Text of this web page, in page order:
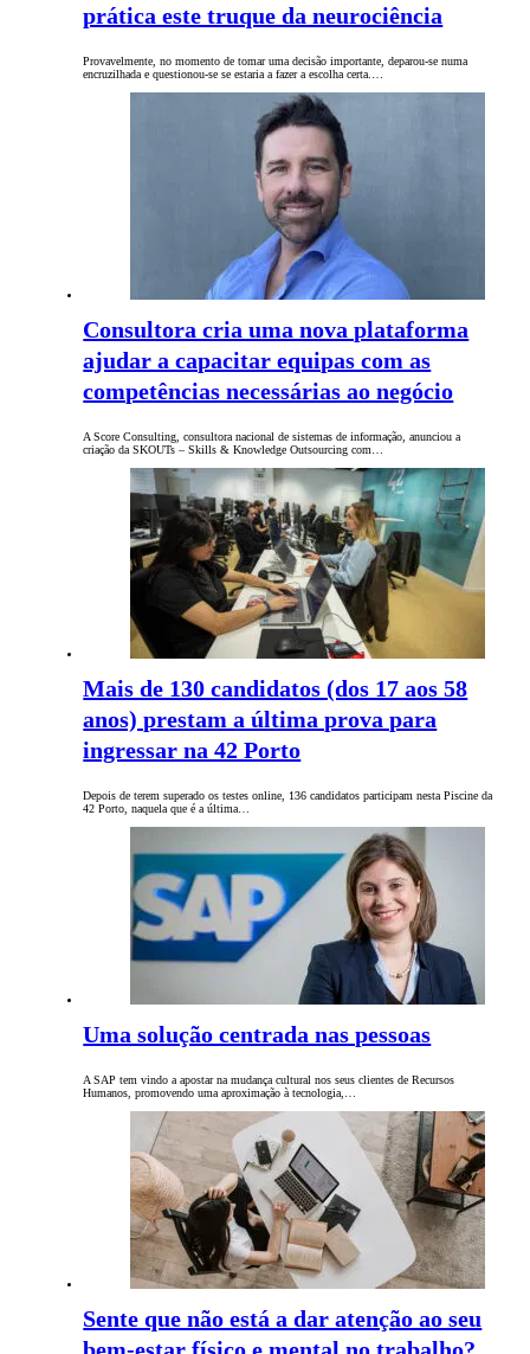
prática este truque da neurociência
Provavelmente, no momento de tomar uma decisão importante, deparou-se numa
encruzilhada e questionou-se se estaria a fazer a escolha certa.…
Consultora cria uma nova plataforma
ajudar a capacitar equipas com as
competências necessárias ao negócio
A Score Consulting, consultora nacional de sistemas de informação, anunciou a
criação da SKOUTs – Skills & Knowledge Outsourcing com…
Mais de 130 candidatos (dos 17 aos 58
anos) prestam a última prova para
ingressar na 42 Porto
Depois de terem superado os testes online, 136 candidatos participam nesta Piscine da
42 Porto, naquela que é a última…
Uma solução centrada nas pessoas
A SAP tem vindo a apostar na mudança cultural nos seus clientes de Recursos
Humanos, promovendo uma aproximação à tecnologia,…
Sente que não está a dar atenção ao seu